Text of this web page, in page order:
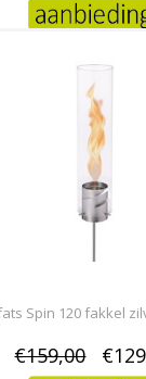
Spin 120 fakkel
€159,00